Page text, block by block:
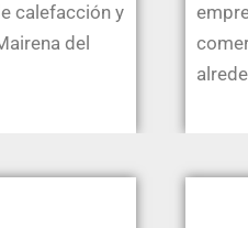
calefacción y
del